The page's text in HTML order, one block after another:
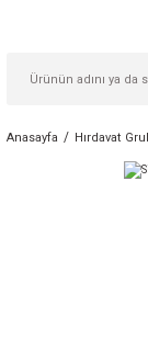
Anasayfa Hırdavat